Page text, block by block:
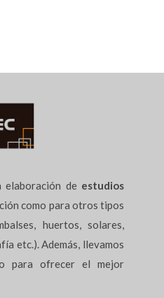
elaboración de estudios
como para otros tipos
huertos, solares,
etc.). Además, llevamos
para ofrecer el mejor